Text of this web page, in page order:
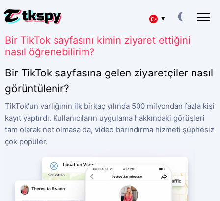
▾
Deutsch
Español
中文
Français
日本
Portuguese (Brazil)
Хинди हिन्दी
TIKTOK SOHBETLERINI HACKLEYIN
Başkalarının Yazışmalarını Okuyun
TIKTOK'U GERI YÜKLE
Silinen Sohbeti Çevrimiçi Kurtarma
Bir Kişinin Nerede Olduğunu Öğrenin
TIKTOK'U TAKIP EDIN
Takip Uygulaması
Daha Fazla Abone Ekleyin
Hakkımızda
Bir TikTok sayfasını kimin ziyaret ettiğini
nasıl öğrenebilirim?
Bir TikTok sayfasına gelen ziyaretçiler nasıl
görüntülenir?
TikTok'un varlığının ilk birkaç yılında 500 milyondan fazla kişi
kayıt yaptırdı. Kullanıcıların uygulama hakkındaki görüşleri
tam olarak net olmasa da, video barındırma hizmeti şüphesiz
çok popüler.